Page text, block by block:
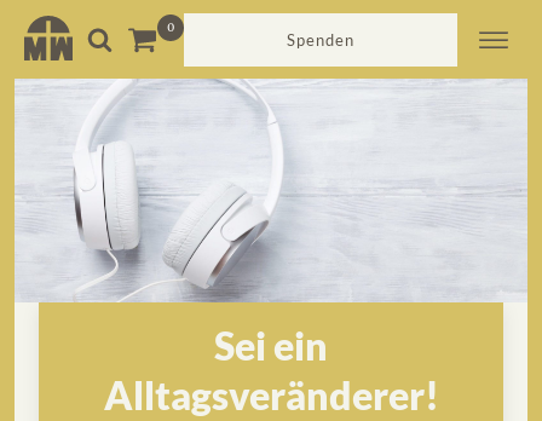
Spenden
Sei ein
Alltagsveränderer!